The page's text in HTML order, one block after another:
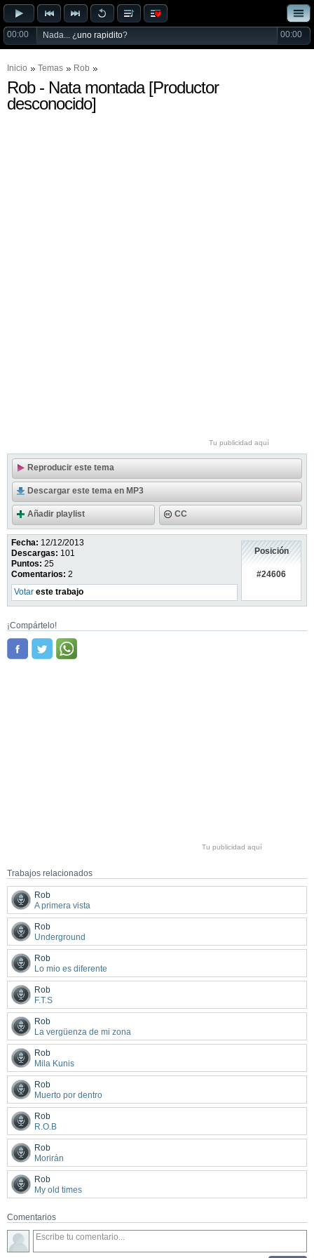
00:00 Nada... ¿uno rapidito? 00:00
Inicio Temas Rob
Rob - Nata montada [Productor
desconocido]
Tu publicidad aquí
Reproducir este tema
Descargar este tema en MP3
Añadir playlist CC
Fecha: 12/12/2013
Descargas: 101
Puntos: 25
Comentarios: 2
Votar este trabajo
Posición
#24606
¡Compártelo!
Tu publicidad aquí
Trabajos relacionados
Rob
A primera vista
Rob
Underground
Rob
Lo mio es diferente
Rob
F.T.S
Rob
La vergüenza de mi zona
Rob
Mila Kunis
Rob
Muerto por dentro
Rob
R.O.B
Rob
Morirán
Rob
My old times
Comentarios